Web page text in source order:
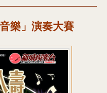
樂」演奏大賽